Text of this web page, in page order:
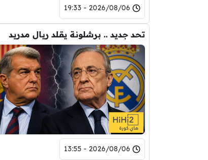
2026/08/06 - 19:33
تحد جديد .. برشلونة يقلد ريال مدريد
2026/08/06 - 13:55